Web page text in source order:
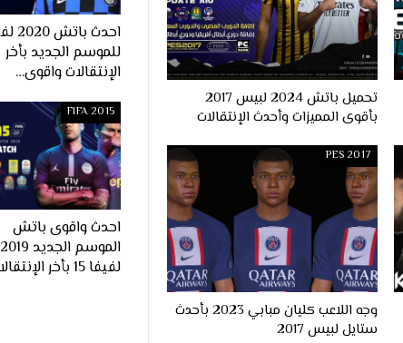
تحميل باتش 2024 لبيس 2017
بأقوى المميزات وأحدث الإنتقالات
PES 2017
وجه اللاعب كليان مبابي 2023 بأحدث
ستايل لبيس 2017
للموسم الجديد بأخر
الإنتقالات واقوى…
FIFA 2015
احدث واقوى باتش
الموسم الجديد 2019
لفيفا 15 بأخر الإنتقالات…